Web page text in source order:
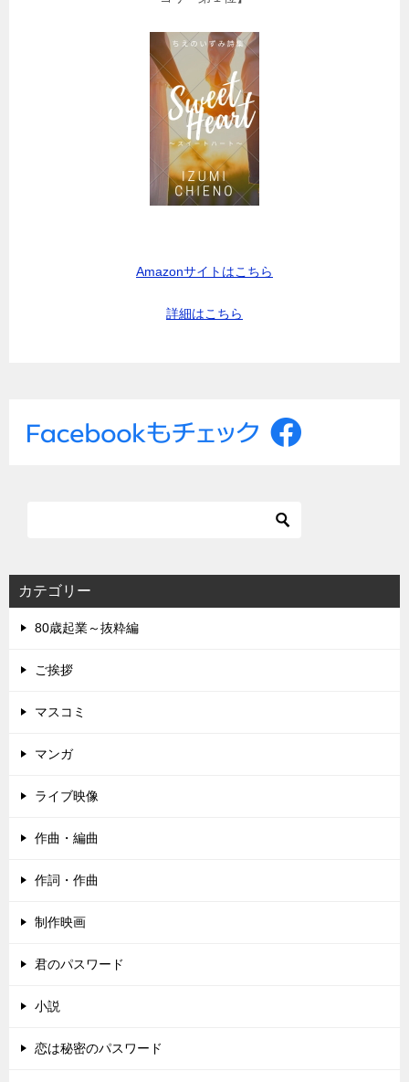
Amazonサイトはこちら
詳細はこちら
カテゴリー
80歳起業～抜粋編
ご挨拶
マスコミ
マンガ
ライブ映像
作曲・編曲
作詞・作曲
制作映画
君のパスワード
小説
恋は秘密のパスワード